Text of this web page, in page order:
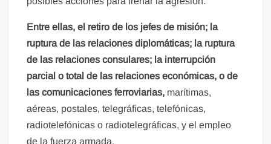
Entre ellas, el retiro de los jefes de misión; la
ruptura de las relaciones diplomáticas; la ruptura
de las relaciones consulares; la interrupción
parcial o total de las relaciones económicas, o de
las comunicaciones ferroviarias, marítimas,
aéreas, postales, telegráficas, telefónicas,
radiotelefónicas o radiotelegráficas, y el empleo
de la fuerza armada.